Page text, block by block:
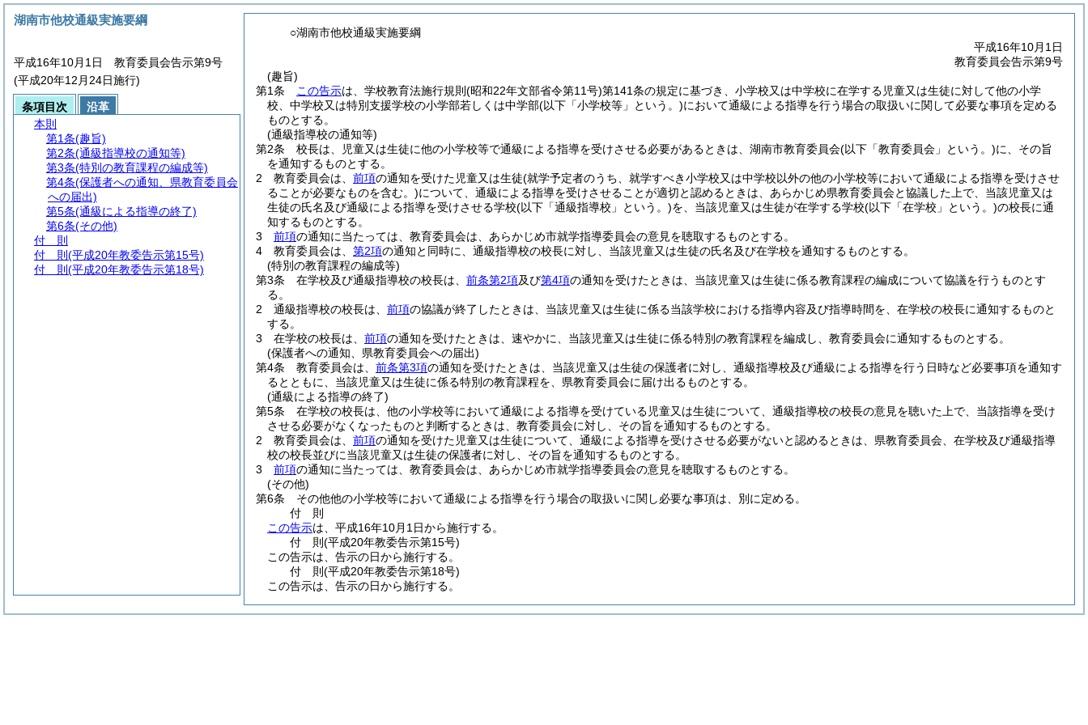
○湖南市他校通級実施要綱
平成16年10月1日
教育委員会告示第9号
(趣旨)
第1条
この告示は、学校教育法施行規則 (昭和22年文部省令第11号)第141条の規定に基づき、小学校又は中学校に在学する児童又は生徒に対して他の小学
校、中学校又は特別支援学校の小学部若しくは中学部(以下「小学校等」という。)において通級による指導を行う場合の取扱いに関して必要な事項を定める
ものとする。
(通級指導校の通知等)
第2条
校長は、児童又は生徒に他の小学校等で通級による指導を受けさせる必要があるときは、湖南市教育委員会(以下「教育委員会」という。)に、その旨
を通知するものとする。
2
教育委員会は、 前項の通知を受けた児童又は生徒(就学予定者のうち、就学すべき小学校又は中学校以外の他の小学校等において通級による指導を受けさせ
ることが必要なものを含む。)について、通級による指導を受けさせることが適切と認めるときは、あらかじめ県教育委員会と協議した上で、当該児童又は
生徒の氏名及び通級による指導を受けさせる学校(以下「通級指導校」という。)を、当該児童又は生徒が在学する学校(以下「在学校」という。)の校長に通
知するものとする。
3
前項の通知に当たっては、教育委員会は、あらかじめ市就学指導委員会の意見を聴取するものとする。
4
教育委員会は、 第2項の通知と同時に、通級指導校の校長に対し、当該児童又は生徒の氏名及び在学校を通知するものとする。
(特別の教育課程の編成等)
第3条
在学校及び通級指導校の校長は、 前条第2項及び第4項の通知を受けたときは、当該児童又は生徒に係る教育課程の編成について協議を行うものとす
る。
2
通級指導校の校長は、 前項の協議が終了したときは、当該児童又は生徒に係る当該学校における指導内容及び指導時間を、在学校の校長に通知するものと
する。
3
在学校の校長は、 前項の通知を受けたときは、速やかに、当該児童又は生徒に係る特別の教育課程を編成し、教育委員会に通知するものとする。
(保護者への通知、県教育委員会への届出)
第4条
教育委員会は、 前条第3項の通知を受けたときは、当該児童又は生徒の保護者に対し、通級指導校及び通級による指導を行う日時など必要事項を通知す
るとともに、当該児童又は生徒に係る特別の教育課程を、県教育委員会に届け出るものとする。
(通級による指導の終了)
第5条
在学校の校長は、他の小学校等において通級による指導を受けている児童又は生徒について、通級指導校の校長の意見を聴いた上で、当該指導を受け
させる必要がなくなったものと判断するときは、教育委員会に対し、その旨を通知するものとする。
2
教育委員会は、 前項の通知を受けた児童又は生徒について、通級による指導を受けさせる必要がないと認めるときは、県教育委員会、在学校及び通級指導
校の校長並びに当該児童又は生徒の保護者に対し、その旨を通知するものとする。
3
前項の通知に当たっては、教育委員会は、あらかじめ市就学指導委員会の意見を聴取するものとする。
(その他)
第6条
その他他の小学校等において通級による指導を行う場合の取扱いに関し必要な事項は、別に定める。
付 則
この告示は、平成16年10月1日から施行する。
付 則(平成20年教委告示第15号)
この告示は、告示の日から施行する。
付 則(平成20年教委告示第18号)
この告示は、告示の日から施行する。
湖南市他校通級実施要綱
平成16年10月1日 教育委員会告示第9号
(平成20年12月24日施行)
条項目次
沿革
本則
第1条(趣旨)
第2条(通級指導校の通知等)
第3条(特別の教育課程の編成等)
第4条(保護者への通知、県教育委員会
への届出)
第5条(通級による指導の終了)
第6条(その他)
付 則
付 則 (平成20年教委告示第15号)
付 則 (平成20年教委告示第18号)